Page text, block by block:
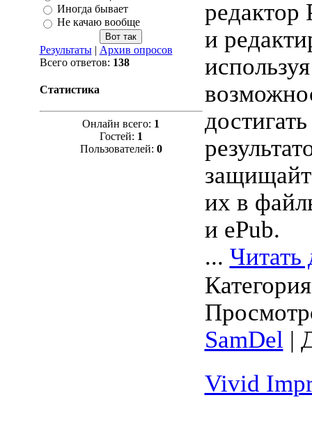
Иногда бывает
Не качаю вообще
Результаты| Архив опросов
Всего ответов: 138
Статистика
Онлайн всего: 1
Гостей: 1
Пользователей: 0
редактор
и
их в
и ePub.
... Читать
SamDel |
Vivid